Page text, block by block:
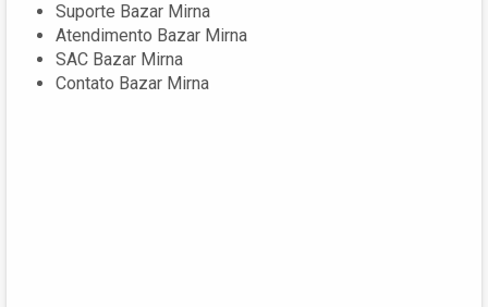
Suporte Bazar Mirna
Atendimento Bazar Mirna
SAC Bazar Mirna
Contato Bazar Mirna